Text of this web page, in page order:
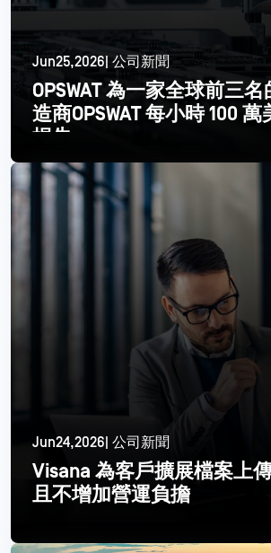
Jun25,2026| 公司新聞
OPSWAT 為一家全球前三
造商OPSWAT 每小時 100
損失
閱讀更多
Jun24,2026| 公司新聞
Visana 為客戶擴展檔案上
且不增加營運負擔
閱讀更多